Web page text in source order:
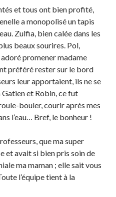
et tous ont bien profité,
a monopolisé un tapis
Zulfia, bien calée dans les
beaux sourires. Pol,
promener madame
préféré rester sur le bord
leur apportaient, ils ne se
Gatien et Robin, ce fut
bouler, courir après mes
l’eau… Bref, le bonheur !
que ma super
et avait si bien pris soin de
ma maman ; elle sait vous
l’équipe tient à la